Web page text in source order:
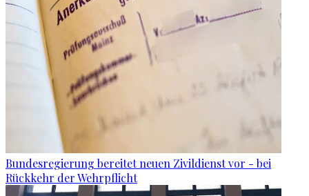
Bundesregierung bereitet neuen Zivildienst vor - bei
Rückkehr der Wehrpflicht